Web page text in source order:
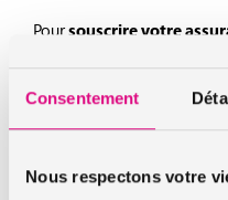
Consentement
Nous respectons votre
Poursouscrire votre
les différentes formules
profil malussé.
qui vous convient